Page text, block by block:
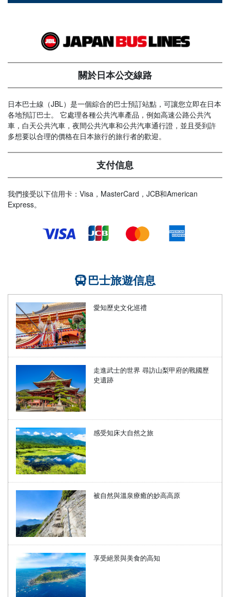
關於日本公交線路
日本巴士線（JBL）是一個綜合的巴士預訂站點，可讓您立即在日本
各地預訂巴士。 它處理各種公共汽車產品，例如高速公路公共汽
車，白天公共汽車，夜間公共汽車和公共汽車通行證，並且受到許
多想要以合理的價格在日本旅行的旅行者的歡迎。
支付信息
我們接受以下信用卡：Visa，MasterCard，JCB和American
Express。
巴士旅遊信息
愛知歷史文化巡禮
走進武士的世界 尋訪山梨甲府的戰國歷
史遺跡
感受知床大自然之旅
被自然與溫泉療癒的妙高高原
享受絕景與美食的高知